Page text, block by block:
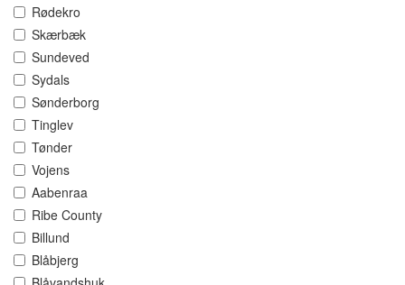
Rødekro
Skærbæk
Sundeved
Sydals
Sønderborg
Tinglev
Tønder
Vojens
Aabenraa
Ribe County
Billund
Blåbjerg